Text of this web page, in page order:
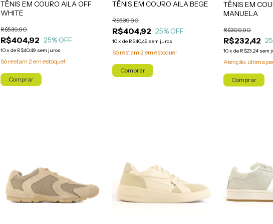
TÊNIS EM COURO AILA OFF
WHITE
R$404,92
R$539,90
25% OFF
10xde R$40,49 sem juros
Só restam2em estoque!
Comprar
TÊNIS EM COURO AILA BEGE
R$404,92
R$539,90
25% OFF
10x de R$40,49 sem juros
Só restam 2em estoque!
Comprar
TÊNIS EM
MANUELA
R$232,42
R$309,90
25
10xde R$23,24 sem
Atenção, última
Comprar